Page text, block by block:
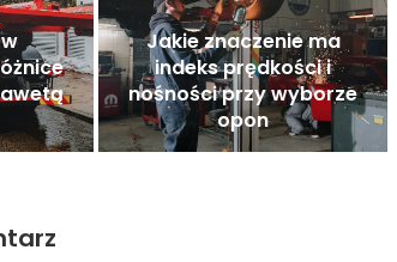
Jakie znaczenie ma
indeks prędkości i
nośności przy wyborze
opon